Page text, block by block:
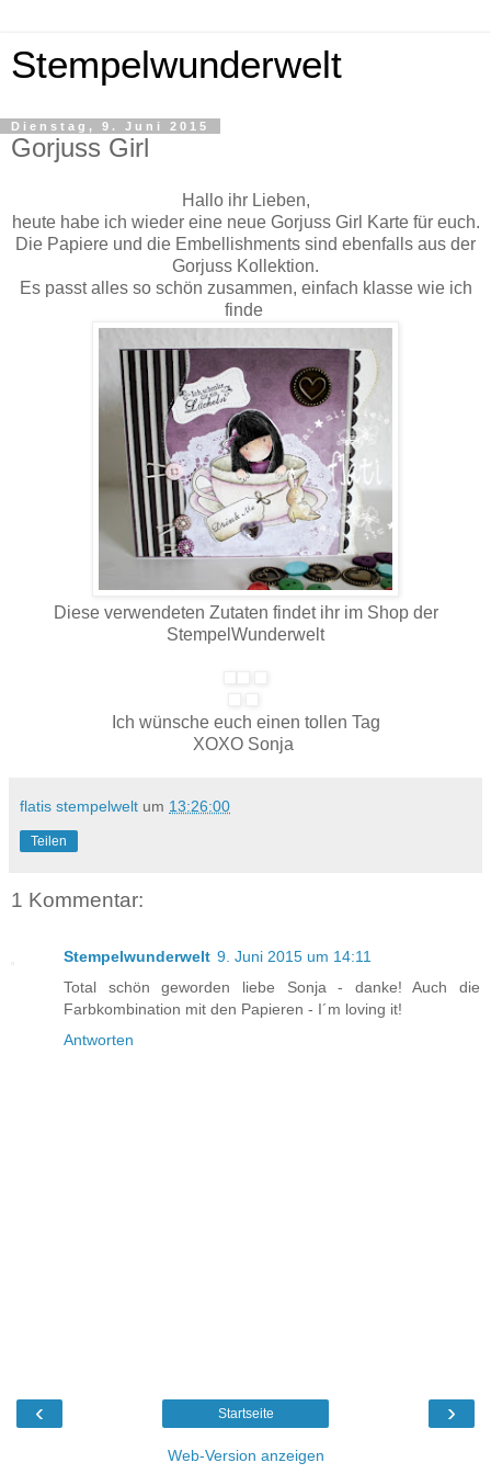
Stempelwunderwelt
Dienstag, 9. Juni 2015
Gorjuss Girl
Hallo ihr Lieben,
heute habe ich wieder eine neue Gorjuss Girl Karte für euch.
Die Papiere und die Embellishments sind ebenfalls aus der
Gorjuss Kollektion.
Es passt alles so schön zusammen, einfach klasse wie ich
finde
Diese verwendeten Zutaten findet ihr im Shop der
StempelWunderwelt
Ich wünsche euch einen tollen Tag
XOXO Sonja
flatis stempelwelt um 13:26:00
Teilen
1 Kommentar:
Stempelwunderwelt 9. Juni 2015 um 14:11
Total schön geworden liebe Sonja - danke! Auch die
Farbkombination mit den Papieren - I´m loving it!
Antworten
‹ ›
Startseite
Web-Version anzeigen